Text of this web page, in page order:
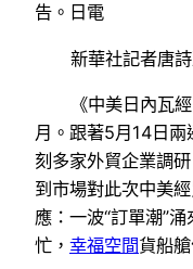
告。日電
新華社記者唐
《中美日內瓦
月。跟著5月14日
刻多家外貿企業調
到市場對此次中美
應：一波“訂單潮”
忙， 幸福空間貨船